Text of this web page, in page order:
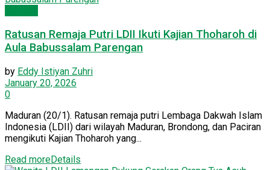
Ratusan Remaja Putri LDII Ikuti Kajian Thoharoh di
Aula Babussalam Parengan
by Eddy Istiyan Zuhri
January 20, 2026
0
Maduran (20/1). Ratusan remaja putri Lembaga Dakwah Islam
Indonesia (LDII) dari wilayah Maduran, Brondong, dan Paciran
mengikuti Kajian Thoharoh yang...
Read moreDetails